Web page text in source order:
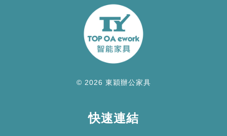
© 2026 東穎辦公家具
快速連結